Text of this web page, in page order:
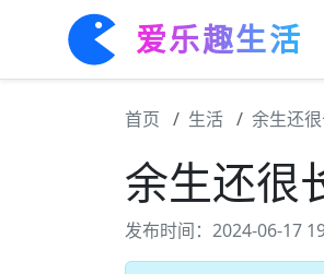
爱乐趣生活
首页 生活 余生还
余生还很
发布时间：2024-06-17